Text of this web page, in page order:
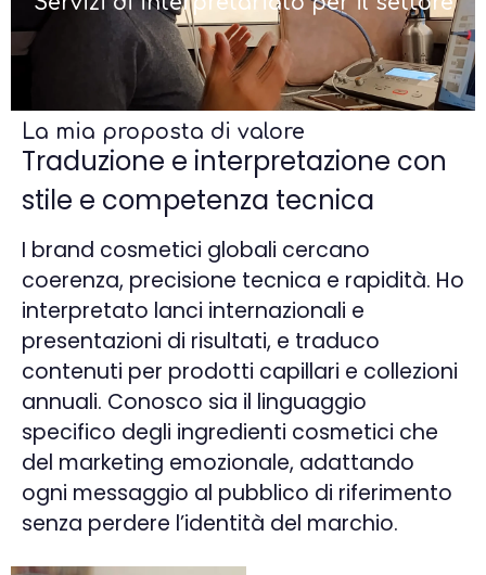
La mia proposta di valore
Traduzione e interpretazione con
stile e competenza tecnica
I brand cosmetici globali cercano
coerenza, precisione tecnica e rapidità. Ho
interpretato lanci internazionali e
presentazioni di risultati, e traduco
contenuti per prodotti capillari e collezioni
annuali. Conosco sia il linguaggio
specifico degli ingredienti cosmetici che
del marketing emozionale, adattando
ogni messaggio al pubblico di riferimento
senza perdere l’identità del marchio.